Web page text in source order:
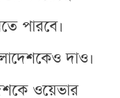
পারবে।
দাও।
ওয়েভার